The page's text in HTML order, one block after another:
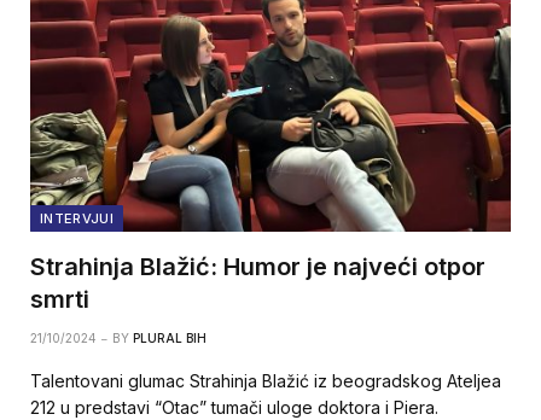
INTERVJUI
Strahinja Blažić: Humor je najveći otpor
smrti
21/10/2024 BY PLURAL BIH
Talentovani glumac Strahinja Blažić iz beogradskog Ateljea
212 u predstavi “Otac” tumači uloge doktora i Piera.